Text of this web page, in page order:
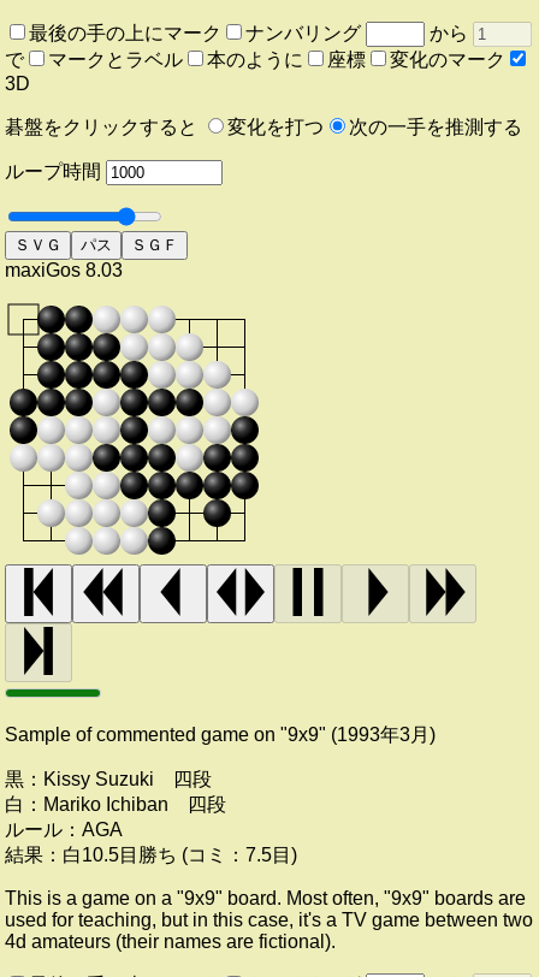
最後の手の上にマーク ナンバリング
から
で
マークとラベル 本のように 座標
変化のマーク
3D
碁盤をクリックすると 変化を打つ 次の一手を推測する
ループ時間
ＳＶＧ パス ＳＧＦ
maxiGos 8.03
Sample of commented game on "9x9" (1993年3月)
黒： Kissy Suzuki 四段
白： Mariko Ichiban 四段
ルール：AGA
結果： 白10.5目勝ち (コミ：7.5目)
This is a game on a "9x9" board. Most often, "9x9" boards are
used for teaching, but in this case, it's a TV game between two
4d amateurs (their names are fictional).